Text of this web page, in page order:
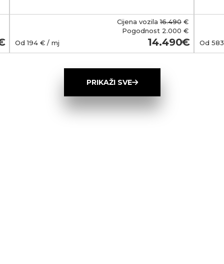
Cijena vozila16.490 €
Pogodnost 2.000 €
Od194€ / mj 14.490 Od 583
PRIKAŽI SVE